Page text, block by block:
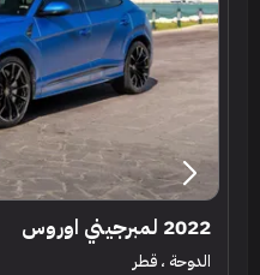
2022 لمبرجيني اوروس
الدوحة ، قطر